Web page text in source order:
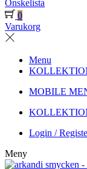
Önskelista
0
Varukorg
Menu
MOBILE
Login /
Meny